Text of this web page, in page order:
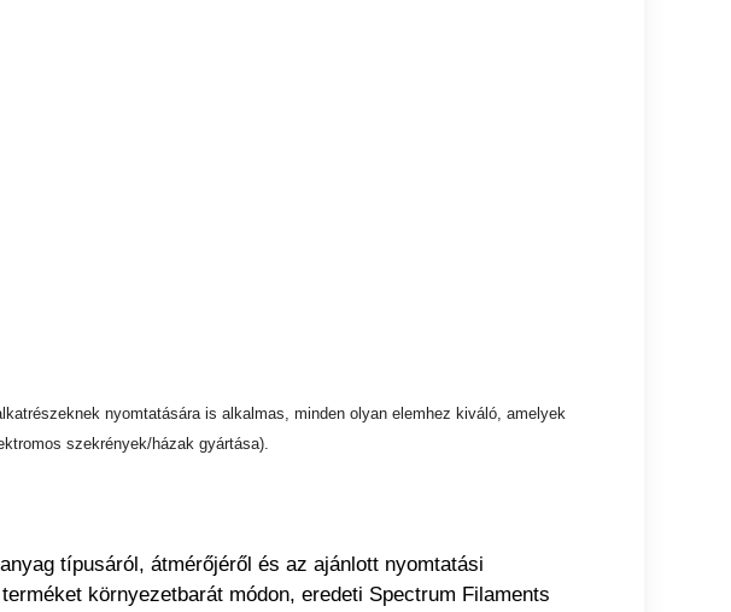
nyomtatására is alkalmas, minden olyan elemhez kiváló, amelyek
szekrények/házak gyártása).
típusáról, átmérőjéről és az ajánlott nyomtatási
környezetbarát módon, eredeti Spectrum Filaments